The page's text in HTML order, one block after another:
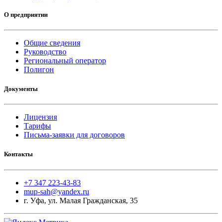
О предприятии
Общие сведения
Руководство
Региональный оператор
Полигон
Документы
Лицензия
Тарифы
Письма-заявки для договоров
Контакты
+7 347 223-43-83
mup-sah@yandex.ru
г. Уфа, ул. Малая Гражданская, 35